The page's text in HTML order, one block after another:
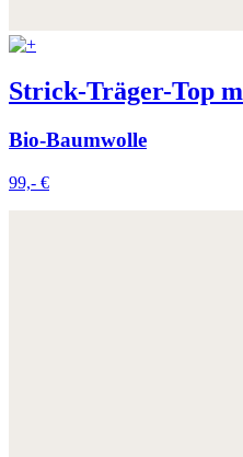
Strick-Träger-Top
Bio-Baumwolle
99,- €